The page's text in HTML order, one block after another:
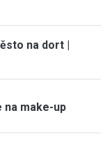
na dort |
make-up